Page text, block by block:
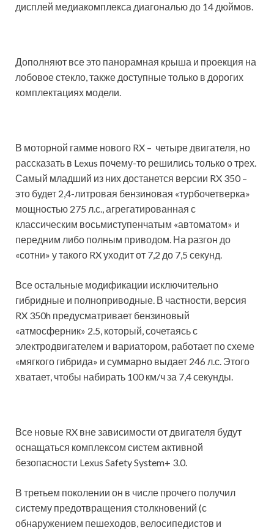
дисплей медиакомплекса диагональю до 14 дюймов.
Дополняют все это панорамная крыша и проекция на
лобовое стекло, также доступные только в дорогих
комплектациях модели.
В моторной гамме нового RX – четыре двигателя, но
рассказать в Lexus почему-то решились только о трех.
Самый младший из них достанется версии RX 350 –
это будет 2,4-литровая бензиновая «турбочетверка»
мощностью 275 л.с., агрегатированная с
классическим восьмиступенчатым «автоматом» и
передним либо полным приводом. На разгон до
«сотни» у такого RX уходит от 7,2 до 7,5 секунд.
Все остальные модификации исключительно
гибридные и полноприводные. В частности, версия
RX 350h предусматривает бензиновый
«атмосферник» 2.5, который, сочетаясь с
электродвигателем и вариатором, работает по схеме
«мягкого гибрида» и суммарно выдает 246 л.с. Этого
хватает, чтобы набирать 100 км/ч за 7,4 секунды.
Все новые RX вне зависимости от двигателя будут
оснащаться комплексом систем активной
безопасности Lexus Safety System+ 3.0.
В третьем поколении он в числе прочего получил
систему предотвращения столкновений (с
обнаружением пешеходов, велосипедистов и